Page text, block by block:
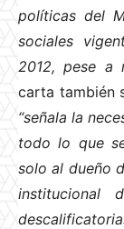
políticas del
sociales
2012, pese a
carta también
“señala la
todo lo que
solo al dueño
institucional